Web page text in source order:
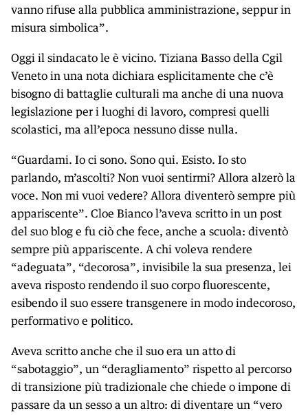
vanno rifuse alla pubblica amministrazione, seppur in
misura simbolica”.
Oggi il sindacato le è vicino. Tiziana Basso della Cgil
Veneto in una nota dichiara esplicitamente che c’è
bisogno di battaglie culturali ma anche di una nuova
legislazione per i luoghi di lavoro, compresi quelli
scolastici, ma all’epoca nessuno disse nulla.
“Guardami. Io ci sono. Sono qui. Esisto. Io sto
parlando, m’ascolti? Non vuoi sentirmi? Allora alzerò la
voce. Non mi vuoi vedere? Allora diventerò sempre più
appariscente”. Cloe Bianco l’aveva scritto in un post
del suo blog e fu ciò che fece, anche a scuola: diventò
sempre più appariscente. A chi voleva rendere
“adeguata”, “decorosa”, invisibile la sua presenza, lei
aveva risposto rendendo il suo corpo fluorescente,
esibendo il suo essere transgenere in modo indecoroso,
performativo e politico.
Aveva scritto anche che il suo era un atto di
“sabotaggio”, un “deragliamento” rispetto al percorso
di transizione più tradizionale che chiede o impone di
passare da un sesso a un altro: di diventare un “vero